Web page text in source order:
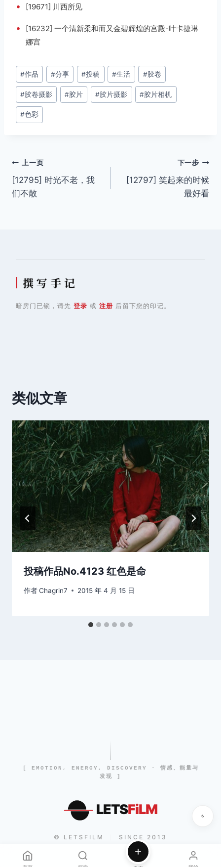
• [19671] 川西所见
•
[16232] 一个清新柔和而又金碧辉煌的宫殿-叶卡捷琳
娜宫
文
章
标
签：
#作品 #分享 #投稿 #生活 #胶卷
#胶卷摄影 #胶片 #胶片摄影 #胶片相机
#色彩
文
章
上一页
[12795] 时光不老，我
们不散
下一步
[12797] 笑起来的时候
最好看
撰 写 手 记
暗房门已锁，请先 登录 或 注册 后留下您的印记。
类似文章
投稿作品No.4123 红色是命
作者Chagrin7 2015 年 4 月 15 日
[ EMOTION, ENERGY, DISCOVERY · 情感、能量与
发现 ]
LETSFiLM
© LETSFILM SINCE 2013